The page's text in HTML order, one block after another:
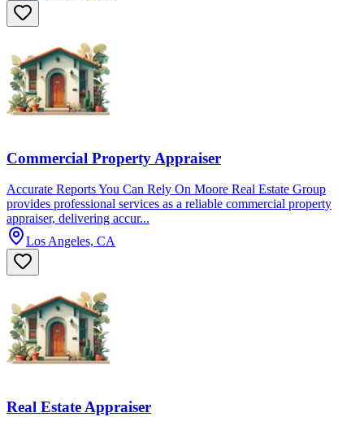
Commercial Property Appraiser
Accurate Reports You Can Rely On Moore Real Estate Group
provides professional services as a reliable commercial property
appraiser, delivering accur...
Los Angeles, CA
Real Estate Appraiser